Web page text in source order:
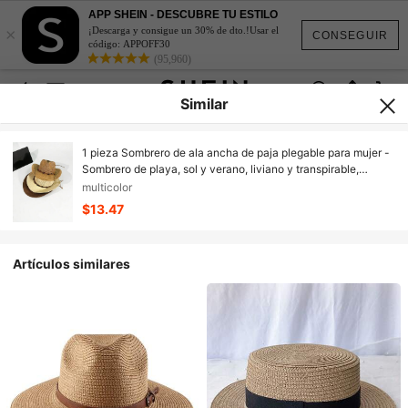
CONSEGUIR
×
APP SHEIN - DESCUBRE TU ESTILO
¡Descarga y consigue un 30% de dto.!Usar el
código: APPOFF30
(95,960)
Similar
1 pieza Sombrero de ala ancha de paja plegable para mujer -
Sombrero de playa, sol y verano, liviano y transpirable,
adecuado para viajes al aire libre, color marrón claro, perfecto
para vacaciones de primavera/verano
multicolor
$13.47
Artículos similares